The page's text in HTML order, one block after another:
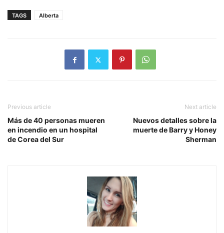
TAGS Alberta
Previous article
Más de 40 personas mueren
en incendio en un hospital
de Corea del Sur
Next article
Nuevos detalles sobre la
muerte de Barry y Honey
Sherman